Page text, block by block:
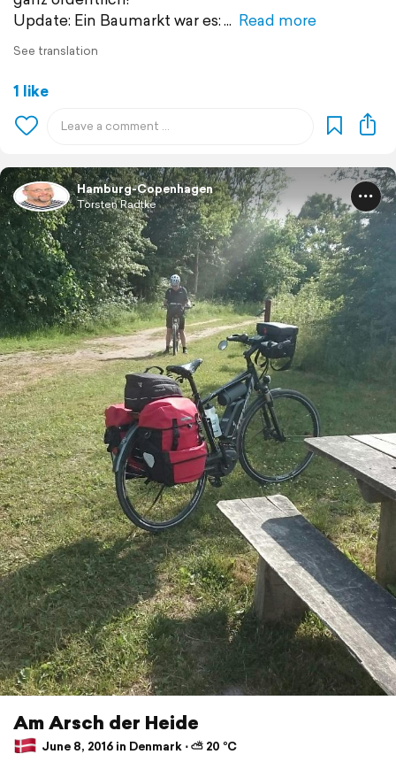
Update: Ein Baumarkt war es:
Read more
See translation
1 like
Hamburg-Copenhagen
Torsten Radtke
Am Arsch der Heide
June 8, 2016 in Denmark ⋅ ⛅ 20 °C